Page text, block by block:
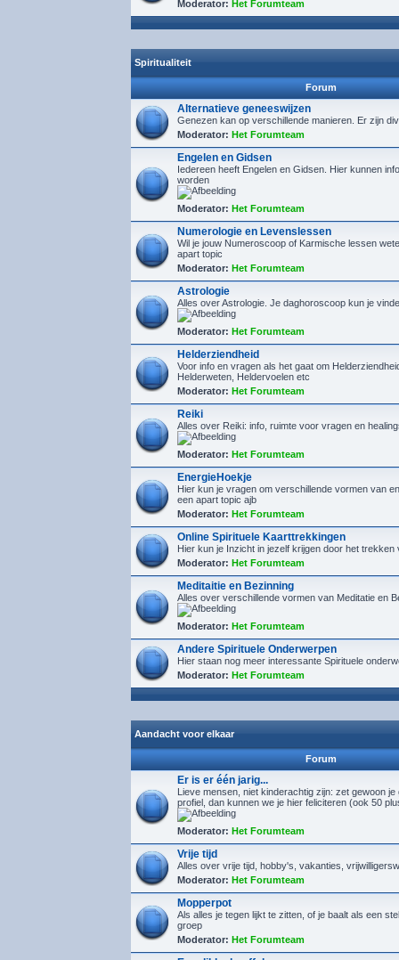
Moderator: Het Forumteam
Spiritualiteit
Forum
Alternatieve geneeswijzen
Genezen kan op verschillende manieren. Er zijn
Moderator: Het Forumteam
Engelen en Gidsen
Iedereen heeft Engelen en Gidsen. Hier kunnen
worden
Moderator: Het Forumteam
Numerologie en Levenslessen
Wil je jouw Numeroscoop of Karmische lessen
apart topic
Moderator: Het Forumteam
Astrologie
Alles over Astrologie. Je daghoroscoop kun je
Moderator: Het Forumteam
Helderziendheid
Voor info en vragen als het gaat om
Helderweten, Heldervoelen etc
Moderator: Het Forumteam
Reiki
Alles over Reiki: info, ruimte voor vragen en
Moderator: Het Forumteam
EnergieHoekje
Hier kun je vragen om verschillende vormen van
een apart topic ajb
Moderator: Het Forumteam
Online Spirituele Kaarttrekkingen
Hier kun je Inzicht in jezelf krijgen door het trekken
Moderator: Het Forumteam
Meditaitie en Bezinning
Alles over verschillende vormen van Meditatie en
Moderator: Het Forumteam
Andere Spirituele Onderwerpen
Hier staan nog meer interessante Spirituele
Moderator: Het Forumteam
Aandacht voor elkaar
Forum
Er is er één jarig...
Lieve mensen, niet kinderachtig zijn: zet gewoon je
profiel, dan kunnen we je hier feliciteren (ook 50
Moderator: Het Forumteam
Vrije tijd
Alles over vrije tijd, hobby's, vakanties,
Moderator: Het Forumteam
Mopperpot
Als alles je tegen lijkt te zitten, of je baalt als een
groep
Moderator: Het Forumteam